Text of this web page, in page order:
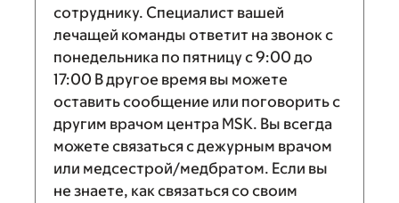
сотруднику. Специалист вашей
лечащей команды ответит на звонок с
понедельника по пятницу с9:00 до
17:00 В другое время вы можете
оставить сообщение или поговорить с
другим врачом центра MSK. Вы всегда
можете связаться с дежурным врачом
или медсестрой/медбратом. Если вы
не знаете, как связаться со своим